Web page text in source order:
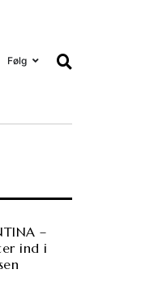
Følg
–
ind i